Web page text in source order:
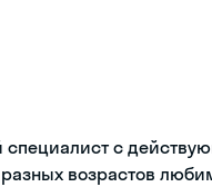
с
возрастов